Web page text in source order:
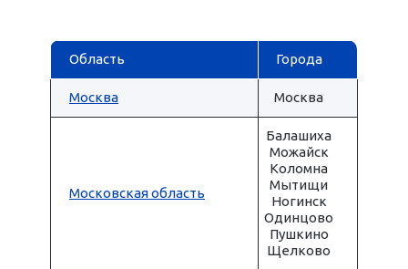
Область Города
Москва Москва
Московская область
Балашиха
Можайск
Коломна
Мытищи
Ногинск
Одинцово
Пушкино
Щелково